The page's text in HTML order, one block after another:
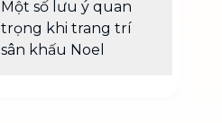
Một số lưu ý quan
trọng khi trang trí
sân khấu Noel